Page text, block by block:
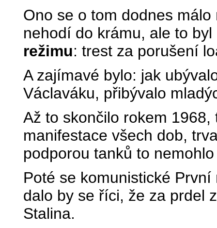
Ono se o tom dodnes
nehodí do krámu, ale to byl
režimu: trest za porušení
A zajímavé bylo: jak
Václaváku, přibývalo
Až to skončilo rokem
manifestace všech dob,
podporou tanků to
Poté se komunistické
dalo by se říci, že za prdel
Stalina.